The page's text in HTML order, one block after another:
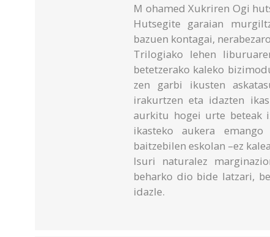
M ohamed Xukriren Ogi
Hutsegite garaian
bazuen kontagai,
Trilogiako lehen
betetzerako kaleko
zen garbi ikusten
irakurtzen eta idazten
aurkitu hogei urte beteak
ikasteko aukera
baitzebilen eskolan –ez
Isuri naturalez
beharko dio bide latzari,
idazle.